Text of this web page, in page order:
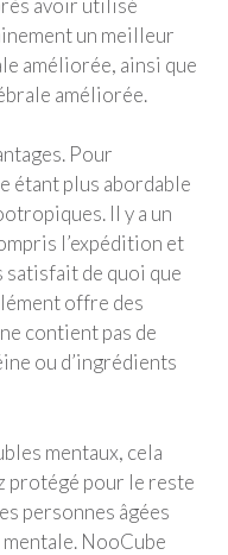
avoir utilisé
un meilleur
améliorée, ainsi que
améliorée.
Pour
étant plus abordable
Il y a un
l’expédition et
satisfait de quoi que
offre des
contient pas de
ou d’ingrédients
mentaux, cela
protégé pour le reste
personnes âgées
NooCube